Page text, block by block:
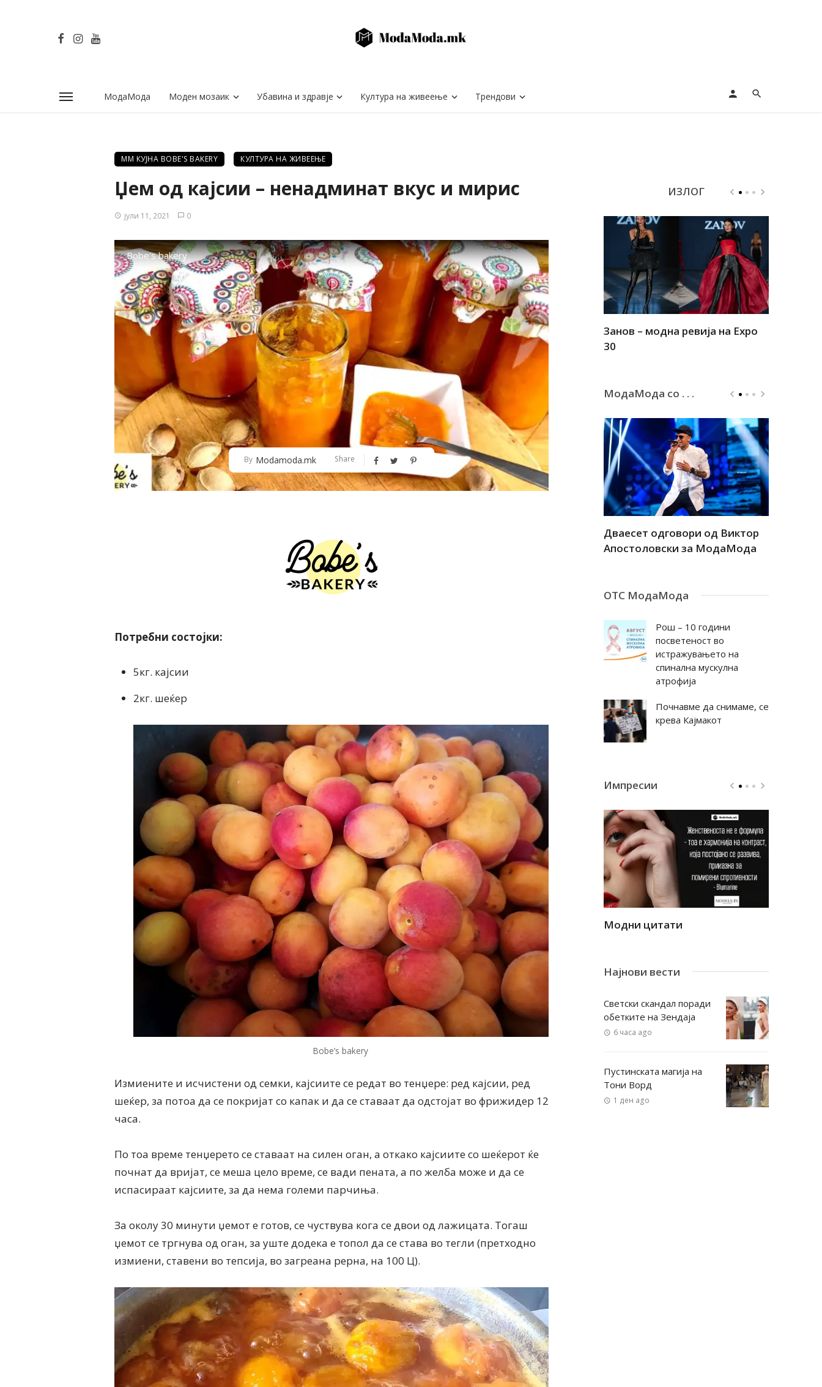
МодаМода Моден мозаик Убавина и здравје Култура на живеење Трендови
ММ КУЈНА BOBE'S BAKERY КУЛТУРА НА ЖИВЕЕЊЕ
Џем од кајсии – ненадминат вкус и мирис
јули 11, 2021 0
Bobe's bakery
By Modamoda.mk Share
Потребни состојки:
5кг. кајсии
2кг. шеќер
Bobe’s bakery
Измиените и исчистени од семки, кајсиите се редат во тенџере: ред кајсии, ред
шеќер, за потоа да се покријат со капак и да се ставаат да одстојат во фрижидер 12
часа.
По тоа време тенџерето се ставаат на силен оган, а откако кајсиите со шеќерот ќе
почнат да вријат, се меша цело време, се вади пената, а по желба може и да се
испасираат кајсиите, за да нема големи парчиња.
За околу 30 минути џемот е готов, се чуствува кога се двои од лажицата. Тогаш
џемот се тргнува од оган, за уште додека е топол да се става во тегли (претходно
измиени, ставени во тепсија, во загреана рерна, на 100 Ц).
ИЗЛОГ
Алшар – модна ревија на Expo
30
Филигрански обетки
Занов – модна ревија на Expo
30
МодаМода со . . .
Антовска за МодаМода
Дваесет одговори од Виктор
Апостоловски за МодаМода
ОТС МодаМода
Рош – 10 години
посветеност во
истражувањето на
спинална мускулна
атрофија
Почнавме да снимаме, се
крева Кајмакот
Импресии
Модни цитати Модни цитати Модни цитати
Најнови вести
Светски скандал поради
обетките на Зендаја
6 часа ago
Пустинската магија на
Тони Ворд
1 ден ago